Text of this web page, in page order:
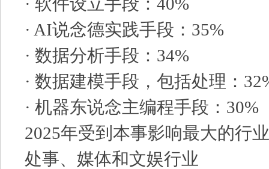
· AI说念德实践手段：35%
· 数据分析手段：34%
· 数据建模手段，包括处理：
· 机器东说念主编程手段：30%
2025年受到本事影响最大的行
处事、媒体和文娱行业